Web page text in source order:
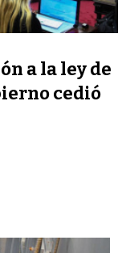
a la ley de
cedió